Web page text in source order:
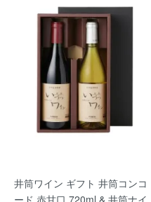
井筒ワイン ギフト 井筒コンコ